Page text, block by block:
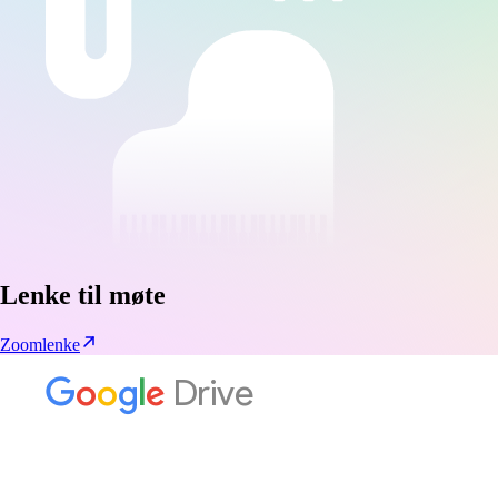
Lenke til møte
Zoomlenke